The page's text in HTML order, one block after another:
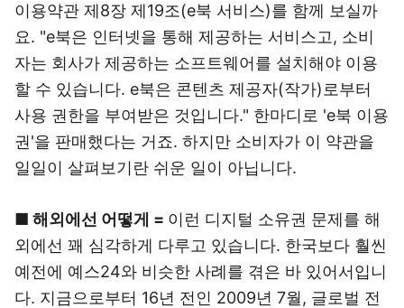
이용약관 제8장 제19조(e북 서비스)를 함께 보실까
요. "e북은 인터넷을 통해 제공하는 서비스고, 소비
자는 회사가 제공하는 소프트웨어를 설치해야 이용
할 수 있습니다. e북은 콘텐츠 제공자(작가)로부터
사용 권한을 부여받은 것입니다." 한마디로 'e북 이용
권'을 판매했다는 거죠. 하지만 소비자가 이 약관을
일일이 살펴보기란 쉬운 일이 아닙니다.
■ 해외에선 어떻게 = 이런 디지털 소유권 문제를 해
외에선 꽤 심각하게 다루고 있습니다. 한국보다 훨씬
예전에 예스24와 비슷한 사례를 겪은 바 있어서입니
다. 지금으로부터 16년 전인 2009년 7월, 글로벌 전